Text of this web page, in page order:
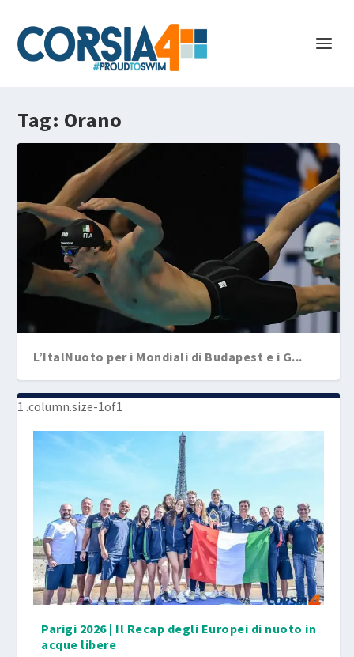
Tag: Orano
L’ItalNuoto per i Mondiali di Budapest e i G...
Parigi 2026 | Il Recap degli Europei di nuoto in
acque libere